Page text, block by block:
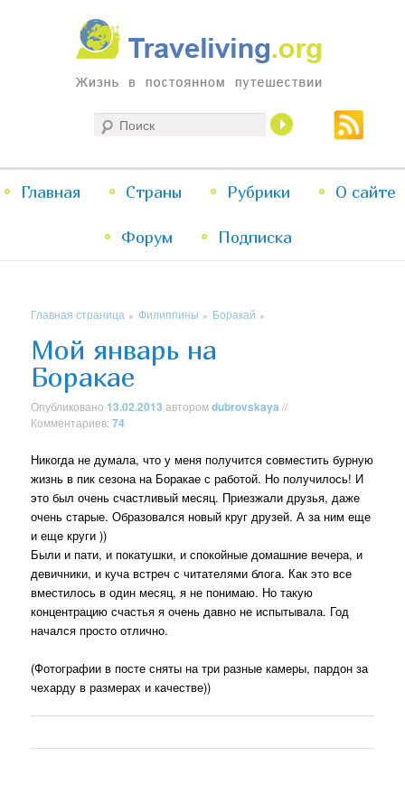
Traveliving
Жизнь в постоянном путешествии
меню
Перейти
к
Перейти
к
Главная Страны Рубрики О сайте
Форум Подписка
Главная страница »Филиппины » Боракай »
Мой январь на
Боракае
Опубликовано 13.02.2013 авторомdubrovskaya //
Комментариев:74
Никогда не думала, что у меня получится совместить бурную
жизнь в пик сезона на Боракае с работой. Но получилось! И
это был очень счастливый месяц. Приезжали друзья, даже
очень старые. Образовался новый круг друзей. А за ним еще
и еще круги ))
Были и пати, и покатушки, и спокойные домашние вечера, и
девичники, и куча встреч с читателями блога. Как это все
вместилось в один месяц, я не понимаю. Но такую
концентрацию счастья я очень давно не испытывала. Год
начался просто отлично.
(Фотографии в посте сняты на три разные камеры, пардон за
чехарду в размерах и качестве))